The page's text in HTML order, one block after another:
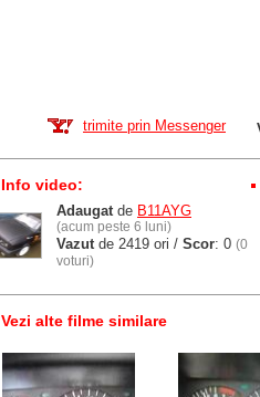
trimite prin Messenger
Info video:
Adaugatde B11AYG
(acum peste 6 luni)
Vazutde 2419 ori / Scor: 0 (0
voturi)
Vezi alte filme similare